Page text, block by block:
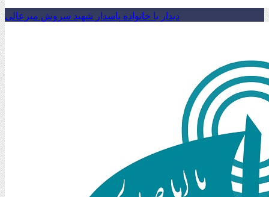
دیدار با خانواده پاسدار شهید سروش میرعالی